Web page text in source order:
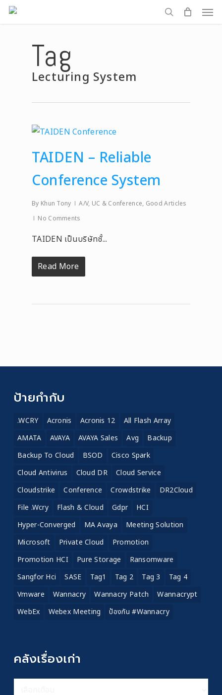
Skip
to
search
Tag
Lecturing System
TAIDEN – Reliable
Conference System
By Khun Tony A/V, UC & Conference, Good Articles
No Comments
TAIDEN เป็นบริษัทชั้...
Read More
ป้ายกำกับ
.WCRY Acronis Acronis 12
All Flash Array
AMATA
AVAYA AVAYA Sales Avg
Backup
Backup To Cloud
BSOD
Cisco Spark
Cloud Antivirus
Cloud DR
Cloud Service
Cloudstrike
Conference Crowdstrike
DR2Cloud
File .wcry
Flash & Cloud Gdpr
HCI
Hyper-Converged
MA Avaya
Meeting Solution
Microsoft
Private Cloud
Promotion
Promotion HCI
Pure Storage
Ransomware
Sangfor Hci
SASE Tag1 Tag 2 Tag 3
Tag 4
Vmware
Wannacry Wannacry Patch
Wannacrypt
WebEx
Webex Meeting ป้องกัน #wannacry
คลังเรื่องเก่า